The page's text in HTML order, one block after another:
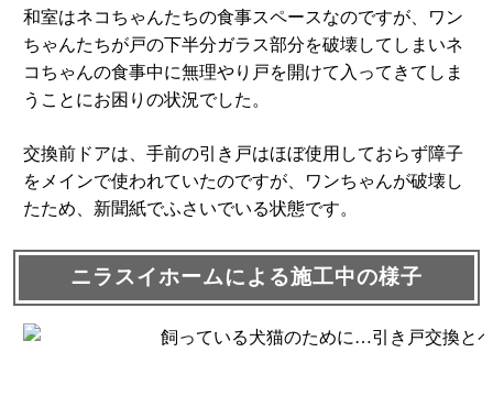
和室はネコちゃんたちの食事スペースなのですが、ワン
ちゃんたちが戸の下半分ガラス部分を破壊してしまいネ
コちゃんの食事中に無理やり戸を開けて入ってきてしま
うことにお困りの状況でした。
交換前ドアは、手前の引き戸はほぼ使用しておらず障子
をメインで使われていたのですが、ワンちゃんが破壊し
たため、新聞紙でふさいでいる状態です。
ニラスイホームによる施工中の様子